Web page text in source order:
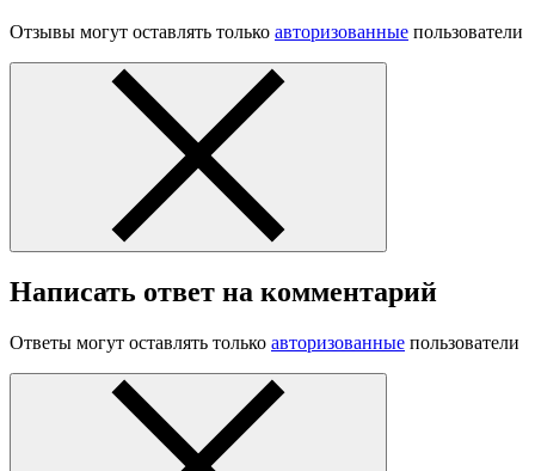
Отзывы могут оставлять только авторизованные пользователи
Написать ответ на комментарий
Ответы могут оставлять только авторизованные пользователи